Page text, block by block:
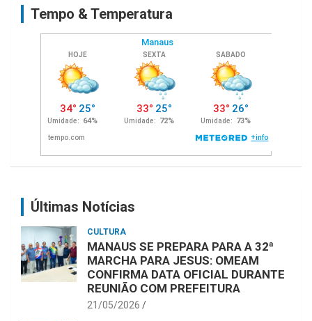
Tempo & Temperatura
Últimas Notícias
CULTURA
MANAUS SE PREPARA PARA A 32ª
MARCHA PARA JESUS: OMEAM
CONFIRMA DATA OFICIAL DURANTE
REUNIÃO COM PREFEITURA
21/05/2026